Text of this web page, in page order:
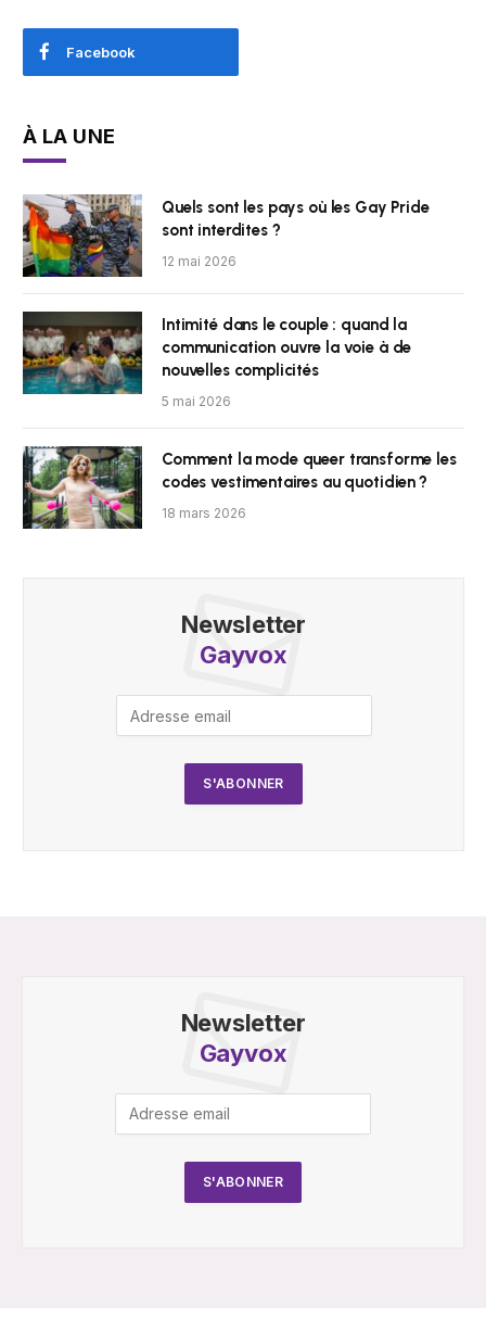
Facebook
À LA UNE
Quels sont les pays où les Gay Pride
sont interdites ?
12 mai 2026
Intimité dans le couple : quand la
communication ouvre la voie à de
nouvelles complicités
5 mai 2026
Comment la mode queer transforme les
codes vestimentaires au quotidien ?
18 mars 2026
Newsletter
Gayvox
Newsletter
Gayvox